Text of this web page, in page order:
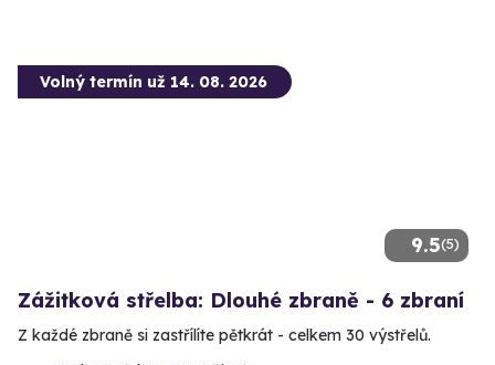
9.5(5)
Volný termín už 14. 08. 2026
Zážitková střelba: Dlouhé zbraně - 6 zbraní
Z každé zbraně si zastřílíte pětkrát - celkem 30 výstřelů.